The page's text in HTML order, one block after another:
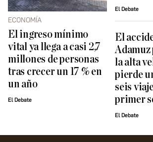
ECONOMÍA
El ingreso mínimo
vital ya llega a casi 2,7
millones de personas
tras crecer un 17 % en
un año
El Debate
El Debate
El
Adamuz
la alta
pierde
seis
primer
El Debate